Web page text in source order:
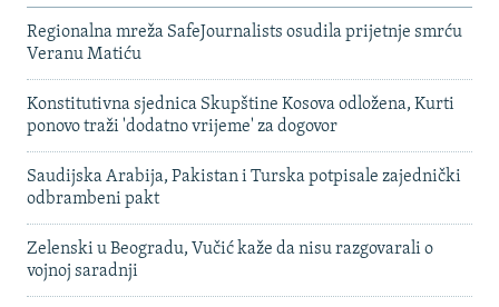
Regionalna mreža SafeJournalists osudila prijetnje smrću
Veranu Matiću
Konstitutivna sjednica Skupštine Kosova odložena, Kurti
ponovo traži 'dodatno vrijeme' za dogovor
Saudijska Arabija, Pakistan i Turska potpisale zajednički
odbrambeni pakt
Zelenski u Beogradu, Vučić kaže da nisu razgovarali o
vojnoj saradnji